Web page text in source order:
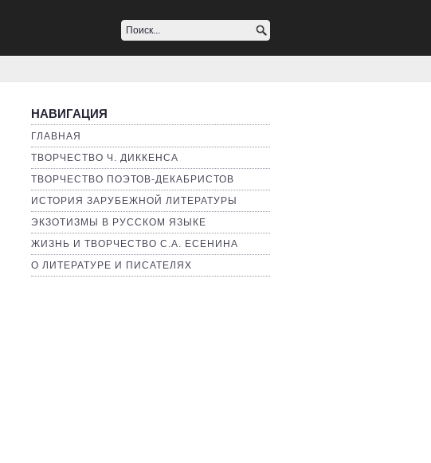
НАВИГАЦИЯ
ГЛАВНАЯ
ТВОРЧЕСТВО Ч. ДИККЕНСА
ТВОРЧЕСТВО ПОЭТОВ-ДЕКАБРИСТОВ
ИСТОРИЯ ЗАРУБЕЖНОЙ ЛИТЕРАТУРЫ
ЭКЗОТИЗМЫ В РУССКОМ ЯЗЫКЕ
ЖИЗНЬ И ТВОРЧЕСТВО С.А. ЕСЕНИНА
О ЛИТЕРАТУРЕ И ПИСАТЕЛЯХ